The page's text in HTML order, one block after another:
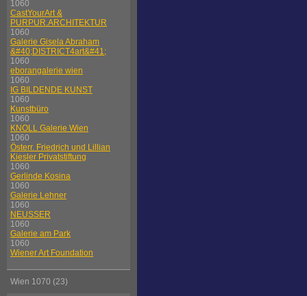
1060
CastYourArt &
PURPUR.ARCHITEKTUR
1060
Galerie Gisela Abraham
&#40;DISTRICT4art&#41;
1060
eborangalerie wien
1060
IG BILDENDE KUNST
1060
Kunstbüro
1060
KNOLL Galerie Wien
1060
Österr. Friedrich und Lillian
Kiesler Privatstiftung
1060
Gerlinde Kosina
1060
Galerie Lehner
1060
NEUSSER
1060
Galerie am Park
1060
Wiener Art Foundation
Wien 1070 (23)